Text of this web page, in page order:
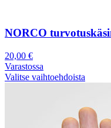
NORCO
20,00 €
Varastossa
Valitse vaihtoehdoista